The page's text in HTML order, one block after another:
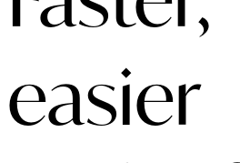
easier